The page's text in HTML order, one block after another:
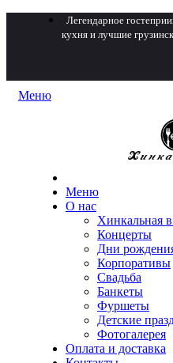
Легендарное
кухня и лучшие
Меню
Меню
О нас
Хинкальная
Концерты
Дни
Корпоративы
Свадьба
Банкеты
Фуршеты
Детские
Фотогалерея
Оплата и доставка